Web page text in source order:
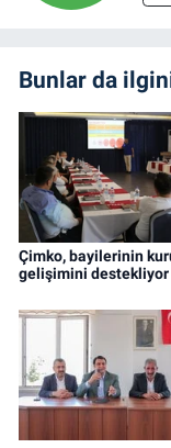
Bunlar da
Çimko, bayilerinin
gelişimini destekliyor